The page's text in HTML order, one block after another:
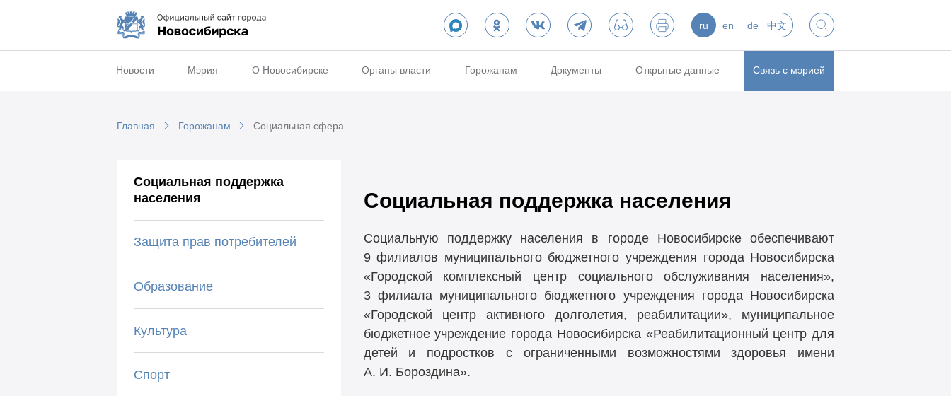
ru en de 中文
Новости Мэрия О Новосибирске Органы власти Горожанам Документы Открытые данные Связь с мэрией
Главная Горожанам Социальная сфера
Социальная поддержка
населения
Защита прав потребителей
Образование
Культура
Спорт
Социальная поддержка населения
Социальную поддержку населения в городе Новосибирске обеспечивают
9 филиалов муниципального бюджетного учреждения города Новосибирска
«Городской комплексный центр социального обслуживания населения»,
3 филиала муниципального бюджетного учреждения города Новосибирска
«Городской центр активного долголетия, реабилитации», муниципальное
бюджетное учреждение города Новосибирска «Реабилитационный центр для
детей и подростков с ограниченными возможностями здоровья имени
А. И. Бороздина».